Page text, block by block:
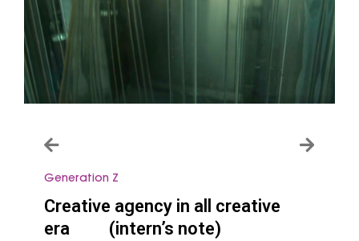
Generation Z
Creative agency in all creative
era (intern’s note)